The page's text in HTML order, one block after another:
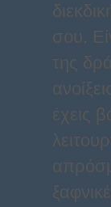
σου.
της
έχεις